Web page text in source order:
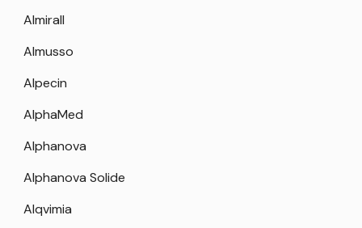
Almirall
Almusso
Alpecin
AlphaMed
Alphanova
Alphanova Solide
Alqvimia